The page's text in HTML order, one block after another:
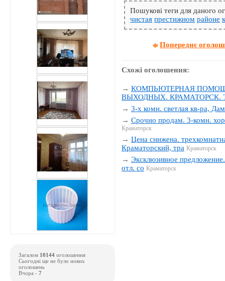
Пошукові теги для даного
чистая престижном районе
Попереднє
Схожі оголошення:
→КОМПЬЮТЕРНАЯ
ВЫХОДНЫХ. КРАМАТОРСК.
→3-х комн. светлая кв-ра,
→Срочно продам. 3-комн.
Краматорск
→Цена снижена.
Краматорский, тра Краматорск
→Эксклюзивное
отл. со Краматорск
Загалом 10144 оголошення
Сьогодні ще не було нових
оголошень
Вчора - 7